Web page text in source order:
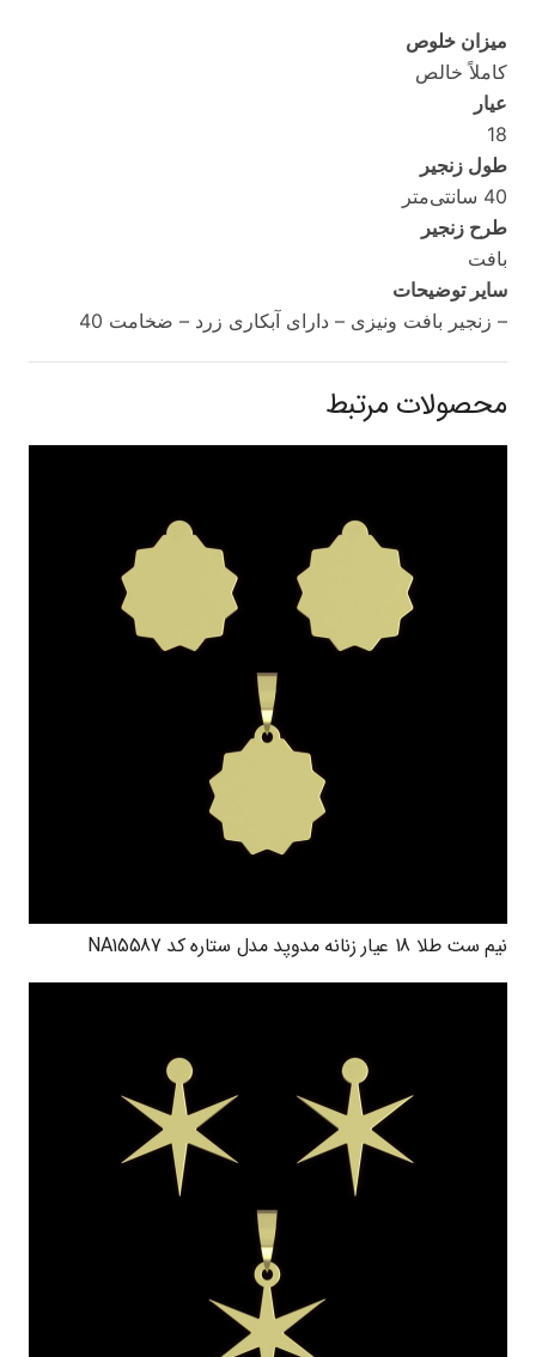
میزان خلوص
کاملاً خالص
عیار
18
طول زنجیر
40 سانتی‌متر
طرح زنجیر
بافت
سایر توضیحات
– زنجیر بافت ونیزی – دارای آبکاری زرد – ضخامت 40
محصولات مرتبط
نیم ست طلا 18 عیار زنانه مدوپد مدل ستاره کد NA15587